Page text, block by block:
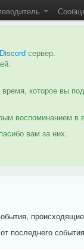
Discord сервер.
которое вы
воспоминанием
вам за них.
последнего